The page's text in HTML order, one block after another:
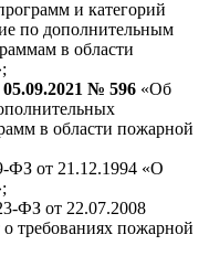
и категорий
по дополнительным
в области
№ 596 «Об
в области пожарной
ФЗ от 21.12.1994 «О
ФЗ от 22.07.2008
требованиях пожарной